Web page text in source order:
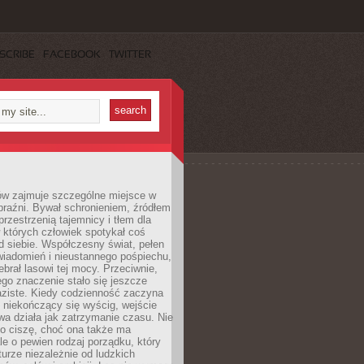
FACEBOOK TWITTER
zajmuje szczególne miejsce w
Bywał schronieniem, źródłem
tajemnicy i tłem dla
człowiek spotykał coś
siebie. Współczesny świat, pełen
i nieustannego pośpiechu,
lasowi tej mocy. Przeciwnie,
znaczenie stało się jeszcze
Kiedy codzienność zaczyna
niekończący się wyścig, wejście
działa jak zatrzymanie czasu. Nie
ciszę, choć ona także ma
o pewien rodzaj porządku, który
niezależnie od ludzkich